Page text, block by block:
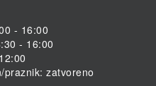
- 16:00
- 16:00
praznik: zatvoreno